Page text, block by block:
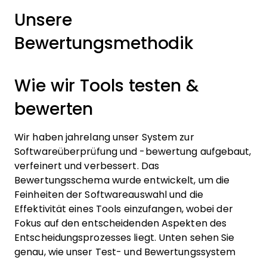
Unsere
Bewertungsmethodik
Wie wir Tools testen &
bewerten
Wir haben jahrelang unser System zur
Softwareüberprüfung und -bewertung aufgebaut,
verfeinert und verbessert. Das
Bewertungsschema wurde entwickelt, um die
Feinheiten der Softwareauswahl und die
Effektivität eines Tools einzufangen, wobei der
Fokus auf den entscheidenden Aspekten des
Entscheidungsprozesses liegt. Unten sehen Sie
genau, wie unser Test- und Bewertungssystem